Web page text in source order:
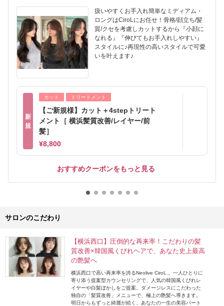
扱いやすくお手入れ簡単なミディアム・
ロングはCiroLにお任せ！骨格/顔立ち/髪
質/クセを考慮しカットするから『小顔に
なれる』『伸びてもお手入れしやすい』
スタイルに♪再現性の高いスタイルで可愛
いを叶えます♪
新
規
カット トリートメント
【ご新規様】カット＋4stepトリート
メント［ 横浜髪質改善/レイヤー/前
髪］
¥8,800
おすすめクーポンをもっと見る
サロンのこだわり
【横浜西口】圧倒的な再来率！こだわりの髪
質改善×韓国風くびれヘアで、あなた史上最高
の艶髪へ
横浜西口で高い再来率を誇るNeolive CiroL.。一人ひとりに
寄り添う提案型カウンセリングで、人気の韓国風くびれレ
イヤーや白髪ぼかしをご提案。ダメージレスにこだわった
独自の「髪質改善」メニューで、極上の艶髪へ導きます。
明日からもずっと綺麗が続く、あなたの一生の美容パート